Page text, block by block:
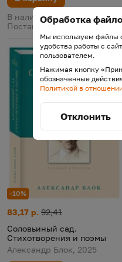
В наличии у поставщика.
Поставка 12 августа
-10%
Соловьиный сад.
Цена:
83,17 р.
Старая цена:
92,41
Соловьиный сад.
Стихотворения и поэмы
Александр Блок, 2025
Обработка
Мы используем файлы
удобства работы с
пользователем.
Нажимая кнопку
обозначенные
Политикой в
Отклонить